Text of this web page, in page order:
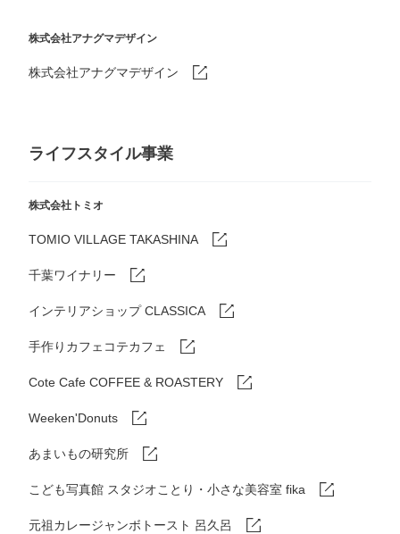
株式会社アナグマデザイン
株式会社アナグマデザイン
ライフスタイル事業
株式会社トミオ
TOMIO VILLAGE TAKASHINA
千葉ワイナリー
インテリアショップ CLASSICA
手作りカフェコテカフェ
Cote Cafe COFFEE & ROASTERY
Weeken'Donuts
あまいもの研究所
こども写真館 スタジオことり・小さな美容室 fika
元祖カレージャンボトースト 呂久呂